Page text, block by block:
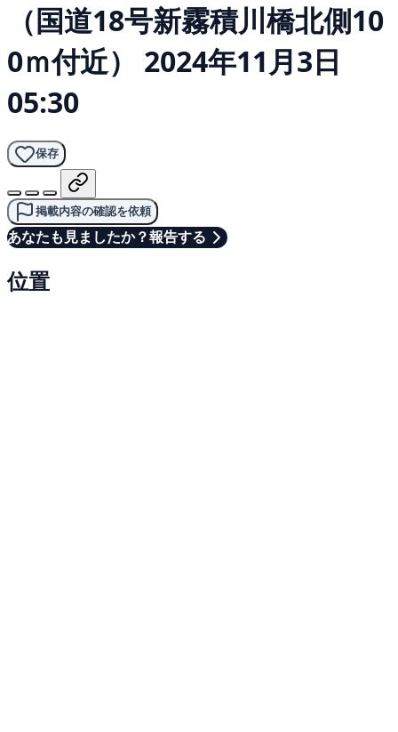
（国道18号新霧積川橋北側10
0ｍ付近）
2024年11月3日
05:30
保存
掲載内容の確認を依頼
あなたも見ましたか？報告する
位置